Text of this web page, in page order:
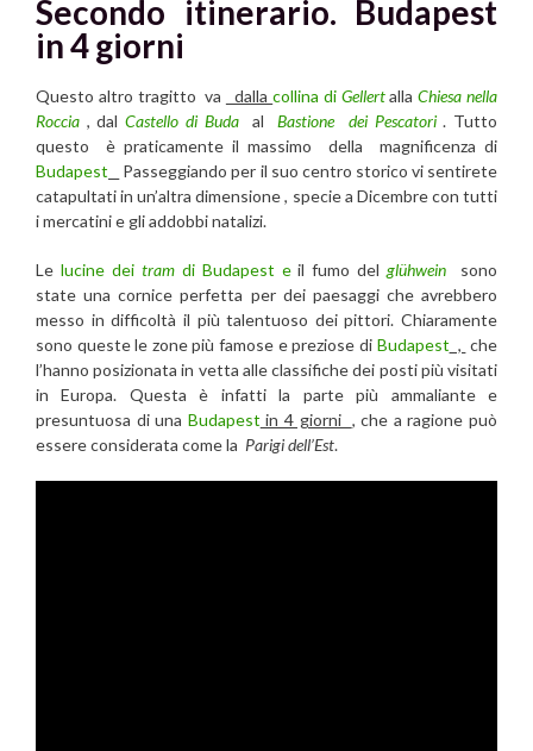
Secondo itinerario. Budapest
in 4 giorni
Questo altro tragitto va dallacollina di GellertallaChiesa nella
Roccia , dalCastello di BudaalBastione dei Pescatori. Tutto
questo è praticamente il massimo della magnificenza di
Budapest
Passeggiando per il suo centro storico vi sentirete
catapultati in un’altra dimensione , specie a Dicembre con tutti
i mercatini e gli addobbi natalizi.
Le lucine dei tramdi Budapest eil fumo delglühwein sono
state una cornice perfetta per dei paesaggi che avrebbero
messo in difficoltà il più talentuoso dei pittori. Chiaramente
sono queste le zone più famose e preziose di Budapest , che
l’hanno posizionata in vetta alle classifiche dei posti più visitati
in Europa. Questa è infatti la parte più ammaliante e
presuntuosa di una Budapest in 4 giorni , che a ragione può
essere considerata come la Parigi dell’Est.